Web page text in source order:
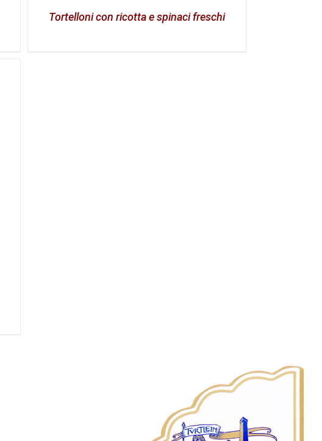
Tortelloni con ricotta e spinaci freschi